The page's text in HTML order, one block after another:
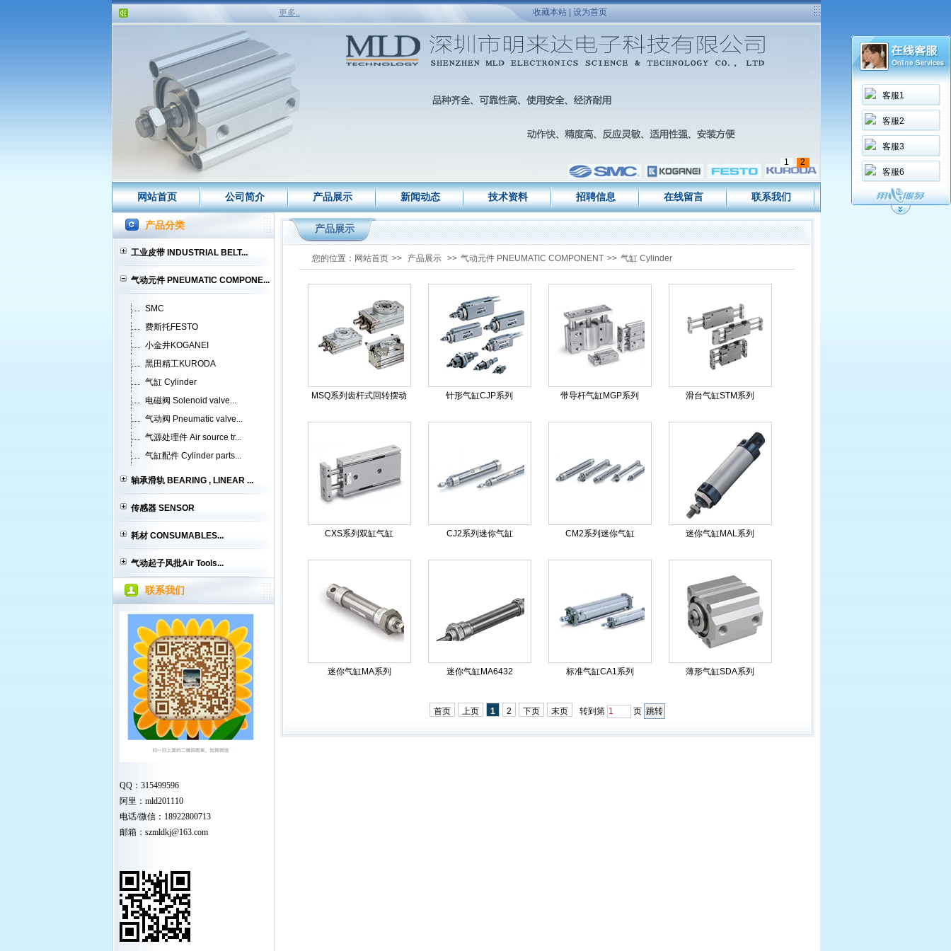
客服1
客服2
客服3
客服6
更多.. 收藏本站| 设为首页
1 2
网站首页 公司简介 产品展示 新闻动态 技术资料 招聘信息 在线留言 联系我们
产品分类
工业皮带 INDUSTRIAL BELT...
气动元件 PNEUMATIC COMPONE...
SMC
费斯托FESTO
小金井KOGANEI
黑田精工KURODA
气缸 Cylinder
电磁阀 Solenoid valve...
气动阀 Pneumatic valve...
气源处理件 Air source tr...
气缸配件 Cylinder parts...
轴承滑轨 BEARING , LINEAR ...
传感器 SENSOR
耗材 CONSUMABLES...
气动起子风批Air Tools...
联系我们
QQ：315499596
阿里：mld201110
电话/微信：18922800713
邮箱：szmldkj@163.com
产品展示
您的位置： 网站首页 >> 产品展示 >> 气动元件 PNEUMATIC COMPONENT >> 气缸 Cylinder
MSQ系列齿杆式回转摆动 针形气缸CJP系列 带导杆气缸MGP系列 滑台气缸STM系列
CXS系列双缸气缸 CJ2系列迷你气缸 CM2系列迷你气缸 迷你气缸MAL系列
迷你气缸MA系列 迷你气缸MA6432 标准气缸CA1系列 薄形气缸SDA系列
首页 上页 1 2 下页 末页 转到第 页